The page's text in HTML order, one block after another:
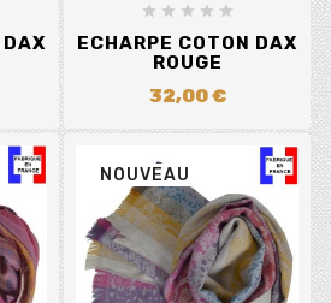
    
ECHARPE COTON DAX
ROUGE
32,00 €
NOUVEAU